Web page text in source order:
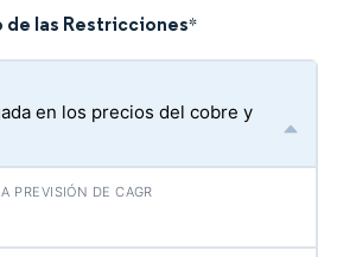
de las Restricciones*
en los precios del cobre y